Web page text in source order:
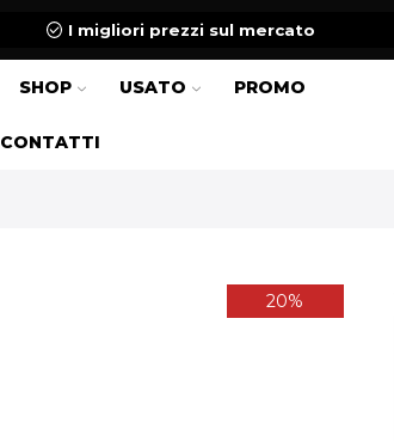
I migliori prezzi sul mercato
SHOP USATO PROMO
CONTATTI
20%